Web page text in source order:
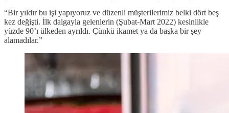
“Bir yıldır bu işi yapıyoruz ve düzenli müşterilerimiz belki dört beş
kez değişti. İlk dalgayla gelenlerin (Şubat-Mart 2022) kesinlikle
yüzde 90’ı ülkeden ayrıldı. Çünkü ikamet ya da başka bir şey
alamadılar.”